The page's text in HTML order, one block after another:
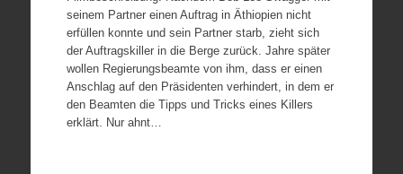
seinem Partner einen Auftrag in Äthiopien nicht
erfüllen konnte und sein Partner starb, zieht sich
der Auftragskiller in die Berge zurück. Jahre später
wollen Regierungsbeamte von ihm, dass er einen
Anschlag auf den Präsidenten verhindert, in dem er
den Beamten die Tipps und Tricks eines Killers
erklärt. Nur ahnt…